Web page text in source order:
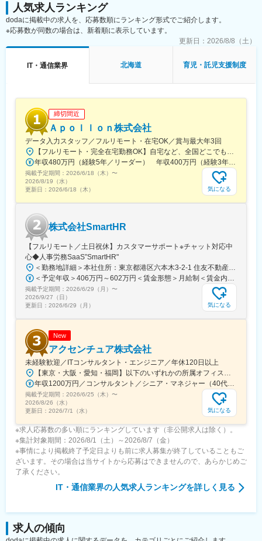
杉駅、藤沢駅、鶴見駅、桜木町駅、星川駅、朝霞台駅、北与野
駅、千葉中央駅、京成西船駅、船橋駅、三越前駅、新宿駅(東京メ
トロ)、参宮橋駅、西新宿五丁目駅、浅草橋駅、田原町駅(東京
都)、御徒町駅、新御徒町駅、淡路町駅、岩本町駅、永田町駅、日
比谷駅、築地市場駅、人形町駅、面影橋駅、東池袋四丁目駅、春
駅、内幸町駅、六本木一丁目駅、高島町駅、京急川崎駅、柳小路
人気求人ランキング
dodaに掲載中の求人を、応募数順にランキング形式でご紹介します。
※応募数が同数の場合は、新着順に表示しています。
更新日： 2026/8/8（土）
IT・通信業界 北海道 育児・託児支援制度
締切間近
Ａｐｏｌｌｏｎ株式会社
データ入力スタッフ／フルリモート・在宅OK／賞与最大年3回
掲載予定期間： 2026/6/18（木） 〜
2026/8/19（水）
更新日： 2026/6/18（木） 気になる
株式会社SmartHR
【フルリモート／土日祝休】カスタマーサポート※チャット対応中
心◆人事労務SaaS”SmartHR"
掲載予定期間： 2026/6/29（月） 〜
2026/9/27（日）
更新日： 2026/6/29（月） 気になる
New
アクセンチュア株式会社
未経験歓迎／ITコンサルタント・エンジニア／年休120日以上
掲載予定期間： 2026/6/25（木） 〜
2026/8/26（水）
更新日： 2026/7/1（水） 気になる
※求人応募数の多い順にランキングしています（非公開求人は除く）。
※集計対象期間：2026/8/1（土）～2026/8/7（金）
※事情により掲載終了予定日よりも前に求人募集が終了していることもご
ざいます。その場合は当サイトから応募はできませんので、あらかじめご
了承ください。
IT・通信業界の人気求人ランキングを詳しく見る
求人の傾向